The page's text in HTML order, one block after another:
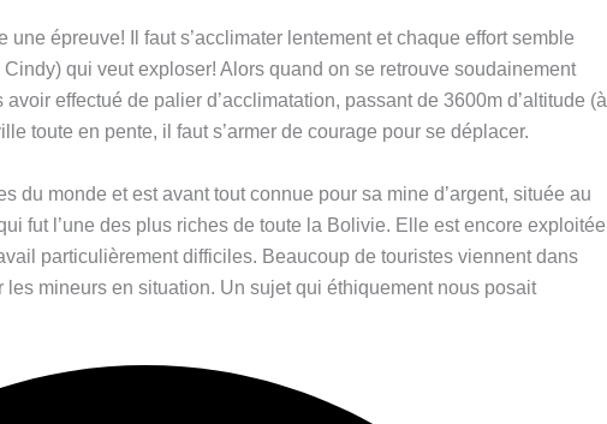
une épreuve! Il faut s’acclimater lentement et chaque effort semble
qui veut exploser! Alors quand on se retrouve soudainement
effectué de palier d’acclimatation, passant de 3600m d’altitude (à
toute en pente, il faut s’armer de courage pour se déplacer.
du monde et est avant tout connue pour sa mine d’argent, située au
fut l’une des plus riches de toute la Bolivie. Elle est encore exploitée
particulièrement difficiles. Beaucoup de touristes viennent dans
mineurs en situation. Un sujet qui éthiquement nous posait